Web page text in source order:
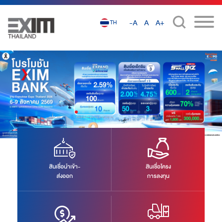
TH -A A A+
งาน Franchise Expo Thailand 2026 ระหว่างวันพฤหัสบดีที่ 6-วันอาทิตย์ที่ 9
สิงหาคม 2569 ณ ฮอลล์ 6-7 ศูนย์แสดงสินค้าและการประชุม อิมแพ็ค เมืองทองธานี
สินเชื่อนำเข้า-
ส่งออก
สินเชื่อโครง
การลงทุน